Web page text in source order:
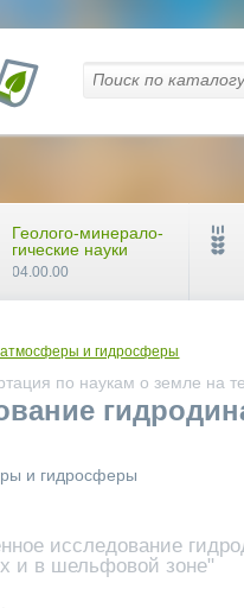
и гидросферы
по наукам о земле на
и гидросферы
исследование
и в шельфовой зоне"
Геолого-минерало-
гические науки
04.00.00